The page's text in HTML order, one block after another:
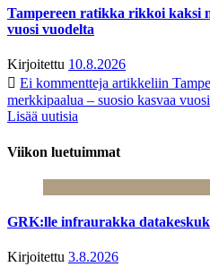
Tampereen ratikka rikkoi kaksi
vuosi vuodelta
Kirjoitettu 10.8.2026
Ei kommentteja artikkeliin
merkkipaalua – suosio kasvaa
Lisää uutisia
Viikon luetuimmat
GRK:lle infraurakka
Kirjoitettu 3.8.2026